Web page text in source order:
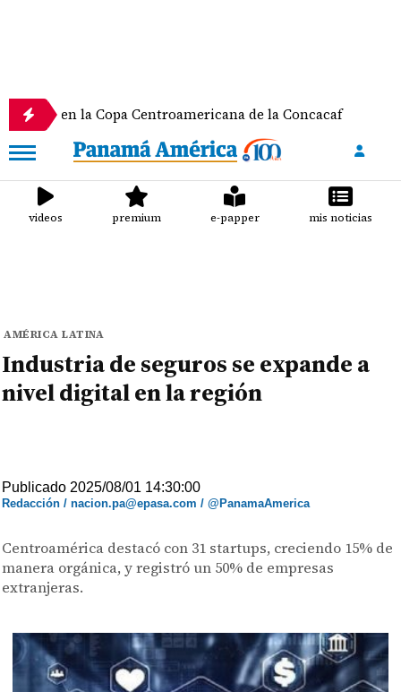
en la Copa Centroamericana de la Concacaf
videos premium e-papper mis noticias
AMÉRICA LATINA
Industria de seguros se expande a
nivel digital en la región
Publicado 2025/08/01 14:30:00
Redacción / nacion.pa@epasa.com / @PanamaAmerica
Centroamérica destacó con 31 startups, creciendo 15% de
manera orgánica, y registró un 50% de empresas
extranjeras.